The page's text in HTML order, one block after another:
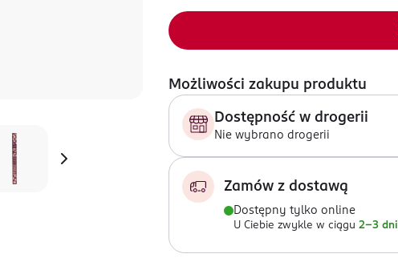
Możliwości zakupu produktu
Dostępność w drogerii
Nie wybrano drogerii
Zamów z dostawą
Dostępny tylko online
U Ciebie zwykle w ciągu 2-3 dni